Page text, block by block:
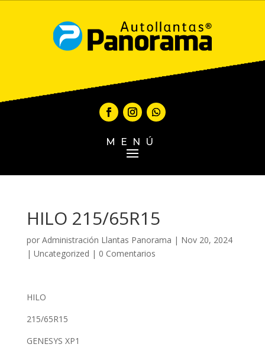
MENÚ
HILO 215/65R15
por Administración Llantas Panorama | Nov 20, 2024
| Uncategorized | 0 Comentarios
HILO
215/65R15
GENESYS XP1